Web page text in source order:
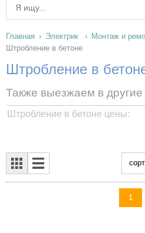
Главная Электрик
Монтаж и
Штробление в бетоне
Штробление в
Также выезжаем в
Штробление в бетоне цены:
1